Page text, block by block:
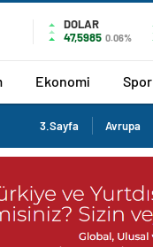
DOLAR
47,5985 0.06%
Ekonomi Spor
3.Sayfa Avrupa